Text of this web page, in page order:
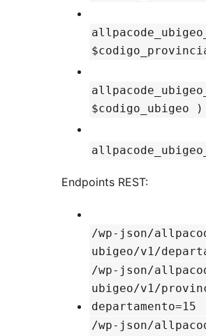
$codigo_ubigeo )
Endpoints REST:
/wp-json/
ubigeo/v1/
/wp-json/
ubigeo/v1/
departamento=15
/wp-json/